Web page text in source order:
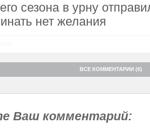
сезона в урну
нет желания
ВСЕ КОММЕНТАРИИ (6)
Ваш комментарий: